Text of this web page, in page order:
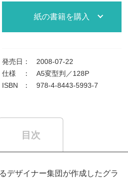
紙の書籍を購入
発売日 ：
2008-07-22
仕様
：
A5変型判／128P
ISBN
： 978-4-8443-5993-7
目次
デザイナー集団が作成したグラ